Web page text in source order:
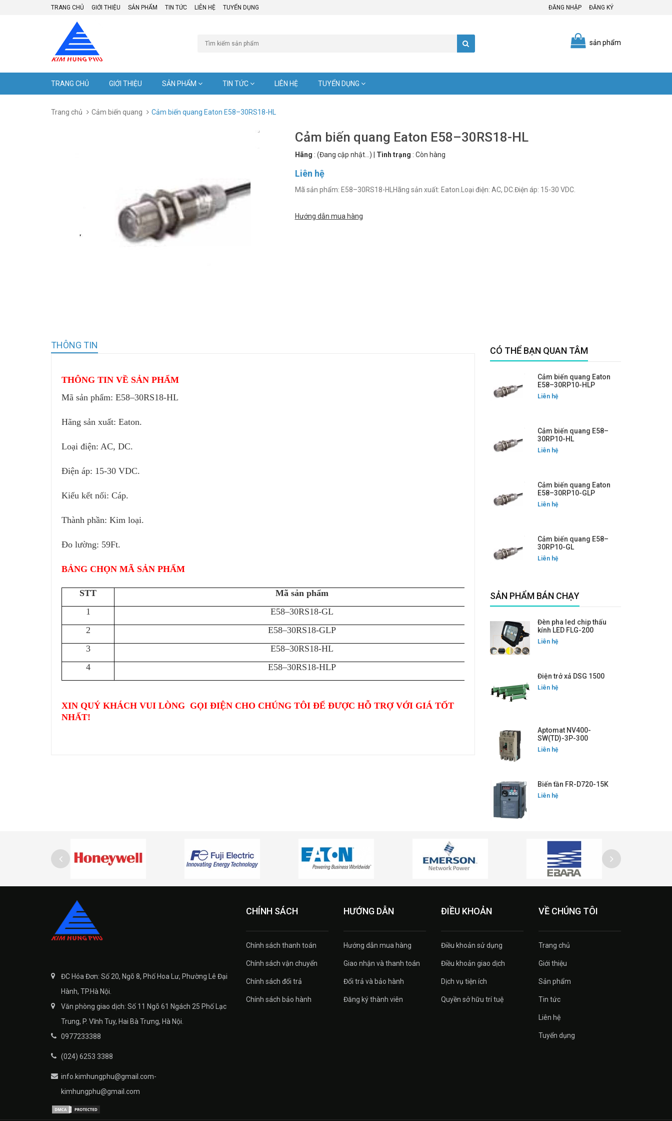
TRANG CHỦ GIỚI THIỆU SẢN PHẨM TIN TỨC LIÊN HỆ TUYỂN DỤNG ĐĂNG NHẬP ĐĂNG KÝ
sản phẩm
TRANG CHỦ GIỚI THIỆU SẢN PHẨM TIN TỨC LIÊN HỆ TUYỂN DỤNG
Trang chủ Cảm biến quang Cảm biến quang Eaton E58–30RS18-HL
Cảm biến quang Eaton E58–30RS18-HL
Hãng : (Đang cập nhật...) Tình trạng : Còn hàng
Liên hệ
Mã sản phẩm: E58–30RS18-HLHãng sản xuất: Eaton.Loại điện: AC, DC.Điện áp: 15-30 VDC.
Hướng dẫn mua hàng
THÔNG TIN
THÔNG TIN VỀ SẢN PHẨM
Mã sản phẩm: E58–30RS18-HL
Hãng sản xuất: Eaton.
Loại điện: AC, DC.
Điện áp: 15-30 VDC.
Kiểu kết nối: Cáp.
Thành phần: Kim loại.
Đo lường: 59Ft.
BẢNG CHỌN MÃ SẢN PHẨM
STT
Mã sản phẩm
1
E58–30RS18-GL
2
E58–30RS18-GLP
3
E58–30RS18-HL
4
E58–30RS18-HLP
XIN QUÝ KHÁCH VUI LÒNG GỌI ĐIỆN CHO CHÚNG TÔI ĐỂ ĐƯỢC HỖ TRỢ VỚI GIÁ TỐT
NHẤT!
CÓ THỂ BẠN QUAN TÂM
Cảm biến quang Eaton
E58–30RP10-HLP
Liên hệ
Cảm biến quang E58–
30RP10-HL
Liên hệ
Cảm biến quang Eaton
E58–30RP10-GLP
Liên hệ
Cảm biến quang E58–
30RP10-GL
Liên hệ
SẢN PHẨM BÁN CHẠY
Đèn pha led chip thấu
kính LED FLG-200
Liên hệ
Điện trở xả DSG 1500
Liên hệ
Aptomat NV400-
SW(TD)-3P-300
Liên hệ
Biến tần FR-D720-15K
Liên hệ
ĐC Hóa Đơn: Số 20, Ngõ 8, Phố Hoa Lư, Phường Lê Đại
Hành, TP.Hà Nội.
Văn phòng giao dịch: Số 11 Ngõ 61 Ngách 25 Phố Lạc
Trung, P. Vĩnh Tuy, Hai Bà Trưng, Hà Nội.
0977233388
(024) 6253 3388
info.kimhungphu@gmail.com-
kimhungphu@gmail.com
CHÍNH SÁCH
Chính sách thanh toán
Chính sách vận chuyển
Chính sách đổi trả
Chính sách bảo hành
HƯỚNG DẪN
Hướng dẫn mua hàng
Giao nhận và thanh toán
Đổi trả và bảo hành
Đăng ký thành viên
ĐIỀU KHOẢN
Điều khoản sử dụng
Điều khoản giao dịch
Dịch vụ tiện ích
Quyền sở hữu trí tuệ
VỀ CHÚNG TÔI
Trang chủ
Giới thiệu
Sản phẩm
Tin tức
Liên hệ
Tuyển dụng